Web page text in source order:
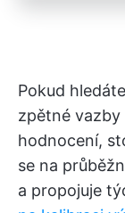
Pokud
zpětné
hodnocení,
se na
a propojuje